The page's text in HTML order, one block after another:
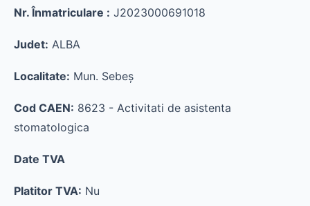
Nr. Înmatriculare : J2023000691018
Judet: ALBA
Localitate: Mun. Sebeş
Cod CAEN: 8623 - Activitati de asistenta
stomatologica
Date TVA
Platitor TVA: Nu